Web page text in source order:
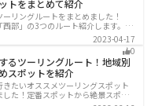
トをまとめて紹介
リングルートをまとめました！
西部」の3つのルート紹介します。内
、海岸線は太平洋に面してるので
ります。バイクで福島県にツーリ
してください。
2023-04-17
0
るツーリングルート！地域別
スポットを紹介
たいオススメツーリングスポット
した！定番スポットから絶景スポッ